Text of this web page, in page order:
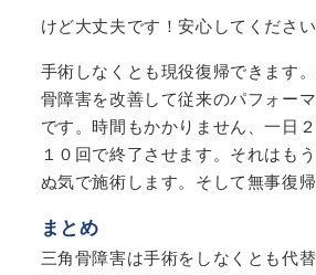
けど大丈夫です！安心してください
手術しなくとも現役復帰できます
骨障害を改善して従来のパフォー
です。時間もかかりません、一日
１０回で終了させます。それはも
ぬ気で施術します。そして無事復帰
まとめ
三角骨障害は手術をしなくとも代